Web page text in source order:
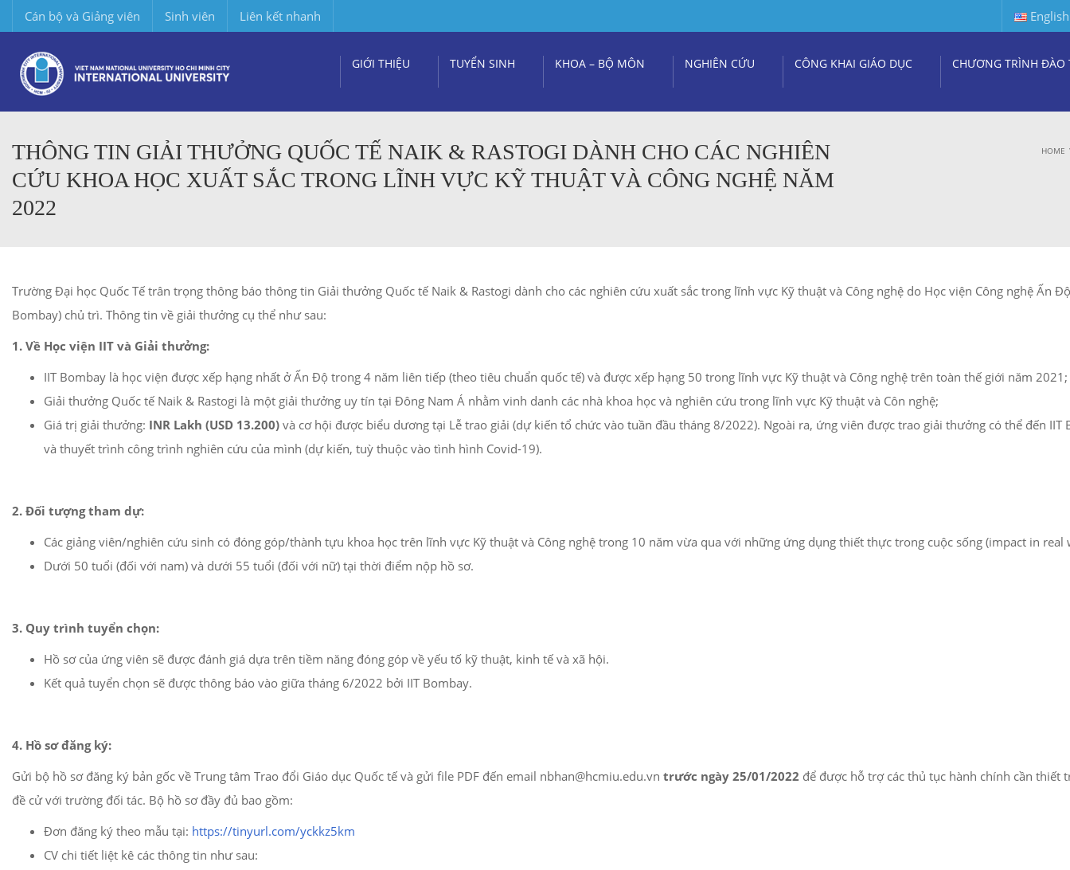
Cán bộ và Giảng viên Sinh viên Liên kết nhanh English
GIỚI THIỆU TUYỂN SINH KHOA – BỘ MÔN NGHIÊN CỨU CÔNG KHAI GIÁO DỤC CHƯƠNG TRÌNH ĐÀO
THÔNG TIN GIẢI THƯỞNG QUỐC TẾ NAIK & RASTOGI DÀNH CHO CÁC NGHIÊN
CỨU KHOA HỌC XUẤT SẮC TRONG LĨNH VỰC KỸ THUẬT VÀ CÔNG NGHỆ NĂM
2022
HOME
Trường Đại học Quốc Tế trân trọng thông báo thông tin Giải thưởng Quốc tế Naik & Rastogi dành cho các nghiên cứu xuất sắc trong lĩnh vực Kỹ thuật và Công nghệ do Học viện Công nghệ Ấn
Bombay) chủ trì. Thông tin về giải thưởng cụ thể như sau:
1. Về Học viện IIT và Giải thưởng:
IIT Bombay là học viện được xếp hạng nhất ở Ấn Độ trong 4 năm liên tiếp (theo tiêu chuẩn quốc tế) và được xếp hạng 50 trong lĩnh vực Kỹ thuật và Công nghệ trên toàn thế giới năm 2021;
Giải thưởng Quốc tế Naik & Rastogi là một giải thưởng uy tín tại Đông Nam Á nhằm vinh danh các nhà khoa học và nghiên cứu trong lĩnh vực Kỹ thuật và Côn nghệ;
Giá trị giải thưởng: INR Lakh (USD 13.200) và cơ hội được biểu dương tại Lễ trao giải (dự kiến tổ chức vào tuần đầu tháng 8/2022). Ngoài ra, ứng viên được trao giải thưởng có thể đến IIT
và thuyết trình công trình nghiên cứu của mình (dự kiến, tuỳ thuộc vào tình hình Covid-19).
2. Đối tượng tham dự:
Các giảng viên/nghiên cứu sinh có đóng góp/thành tựu khoa học trên lĩnh vực Kỹ thuật và Công nghệ trong 10 năm vừa qua với những ứng dụng thiết thực trong cuộc sống (impact in real
Dưới 50 tuổi (đối với nam) và dưới 55 tuổi (đối với nữ) tại thời điểm nộp hồ sơ.
3. Quy trình tuyển chọn:
Hồ sơ của ứng viên sẽ được đánh giá dựa trên tiềm năng đóng góp về yếu tố kỹ thuật, kinh tế và xã hội.
Kết quả tuyển chọn sẽ được thông báo vào giữa tháng 6/2022 bởi IIT Bombay.
4. Hồ sơ đăng ký:
Gửi bộ hồ sơ đăng ký bản gốc về Trung tâm Trao đổi Giáo dục Quốc tế và gửi file PDF đến email nbhan@hcmiu.edu.vn trước ngày 25/01/2022 để được hỗ trợ các thủ tục hành chính cần thiết
đề cử với trường đối tác. Bộ hồ sơ đầy đủ bao gồm:
Đơn đăng ký theo mẫu tại: https://tinyurl.com/yckkz5km
CV chi tiết liệt kê các thông tin như sau: